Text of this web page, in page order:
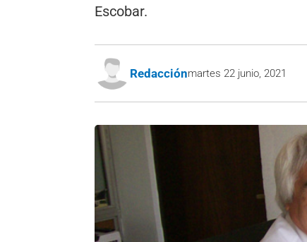
Escobar.
Redacciónmartes 22 junio, 2021